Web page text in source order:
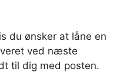
du ønsker at låne en
ved næste
til dig med posten.